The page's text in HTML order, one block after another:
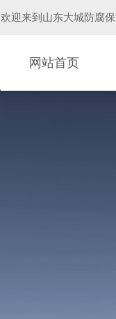
欢迎来到 山东大城防腐
网站首页